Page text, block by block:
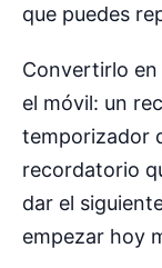
que puedes
Convertirlo
el móvil: un
temporizador
recordatorio
dar el
empezar hoy